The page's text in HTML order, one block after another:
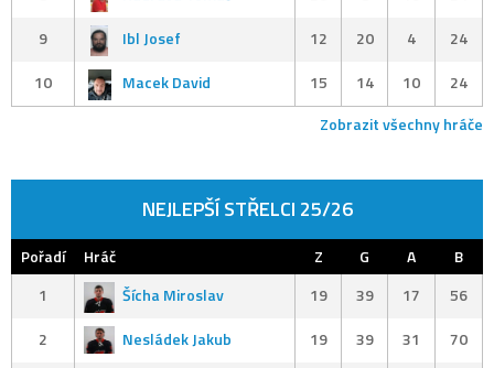
9
Ibl Josef 12 20 4
24
10
Macek David 15 14 10
24
Zobrazit všechny hráče
NEJLEPŠÍ STŘELCI 25/26
Pořadí Hráč Z G A
B
1
Šícha Miroslav 19 39 17
56
2
Nesládek Jakub 19 39 31
70